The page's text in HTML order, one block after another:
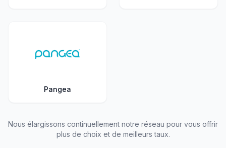
Pangea
Nous élargissons continuellement notre réseau pour vous offrir
plus de choix et de meilleurs taux.